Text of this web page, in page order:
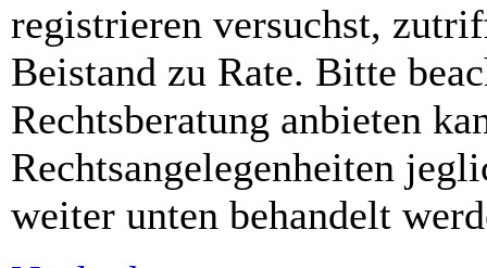
registrieren versuchst,
Beistand zu Rate. Bitte
Rechtsberatung anbieten
Rechtsangelegenheiten
weiter unten behandelt